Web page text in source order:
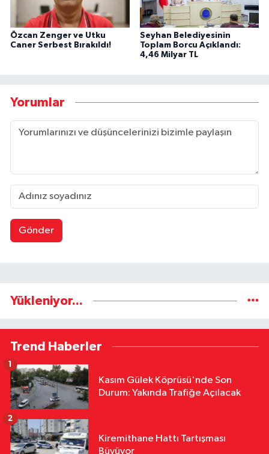
Özcan Zenger ve Utku
Caner Serbest Bırakıldı!
Seyhan Belediyesinin
Toplam Borcu Açıklandı:
4,46 Milyar TL
Yorumlar
Gönder
Yükleniyor...
Trend Haberler
Kasım Gülek Köprüsü'nde Son
Durum: Yakında Trafiğe Açılacak
1
Kiremithane Hattı Tartışması
Büyüyor
2